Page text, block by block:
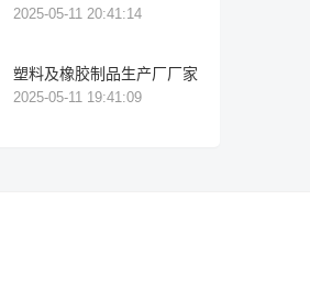
2025-05-11 20:41:14
塑料及橡胶制品生产厂厂家
2025-05-11 19:41:09